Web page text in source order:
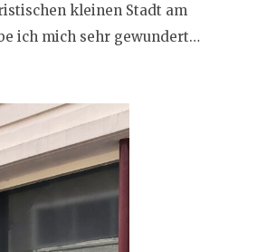
kleinen Stadt am
ich mich sehr gewundert…